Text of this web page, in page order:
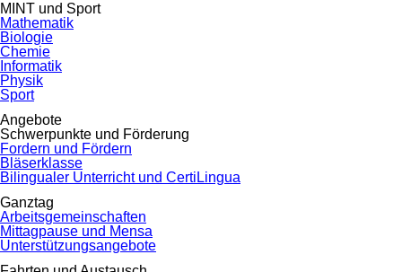
MINT und Sport
Mathematik
Biologie
Chemie
Informatik
Physik
Sport
Angebote
Schwerpunkte und Förderung
Fordern und Fördern
Bläserklasse
Bilingualer Unterricht und CertiLingua
Ganztag
Arbeitsgemeinschaften
Mittagpause und Mensa
Unterstützungsangebote